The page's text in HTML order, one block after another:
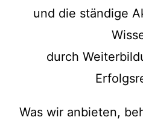
und die ständige
durch
Was wir anbieten,